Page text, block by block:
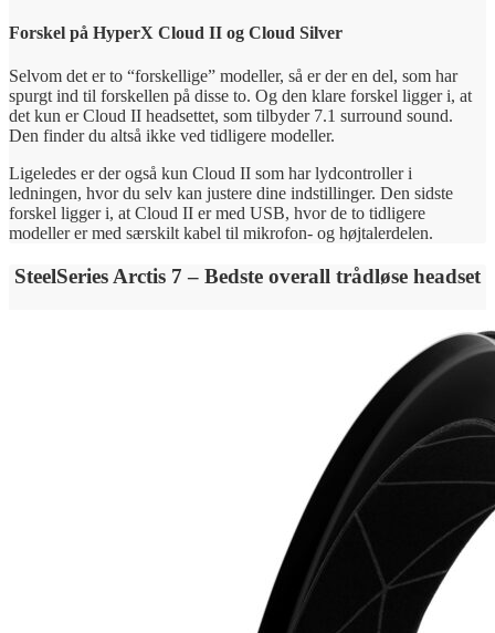
Forskel på HyperX Cloud II og Cloud Silver
Selvom det er to “forskellige” modeller, så er der en del, som har
spurgt ind til forskellen på disse to. Og den klare forskel ligger i, at
det kun er Cloud II headsettet, som tilbyder 7.1 surround sound.
Den finder du altså ikke ved tidligere modeller.
Ligeledes er der også kun Cloud II som har lydcontroller i
ledningen, hvor du selv kan justere dine indstillinger. Den sidste
forskel ligger i, at Cloud II er med USB, hvor de to tidligere
modeller er med særskilt kabel til mikrofon- og højtalerdelen.
SteelSeries Arctis 7 – Bedste overall trådløse headset